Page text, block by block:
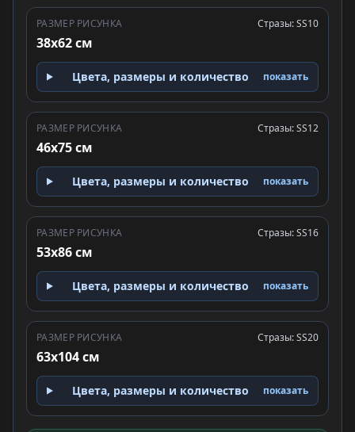
РАЗМЕР РИСУНКА
38x62 см
Стразы: SS10
Цвета, размеры и количество показать
РАЗМЕР РИСУНКА
46x75 см
Стразы: SS12
Цвета, размеры и количество показать
РАЗМЕР РИСУНКА
53x86 см
Стразы: SS16
Цвета, размеры и количество показать
РАЗМЕР РИСУНКА
63x104 см
Стразы: SS20
Цвета, размеры и количество показать